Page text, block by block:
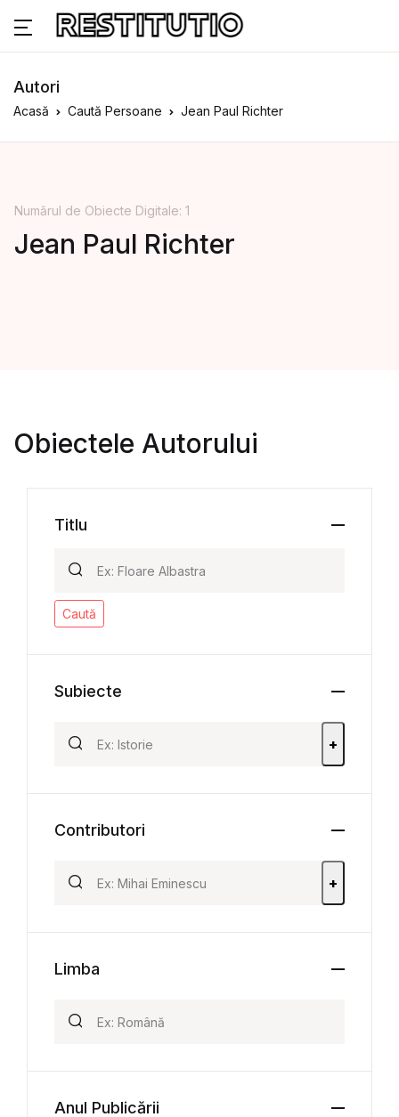
Autori
Acasă Caută Persoane Jean Paul Richter
Numărul de Obiecte Digitale: 1
Jean Paul Richter
Obiectele Autorului
Titlu
Caută
Subiecte
+
Contributori
+
Limba
Anul Publicării